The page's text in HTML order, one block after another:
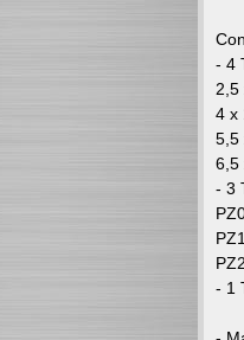
- 4
2,5
4 x
5,5
6,5
- 3
- 1